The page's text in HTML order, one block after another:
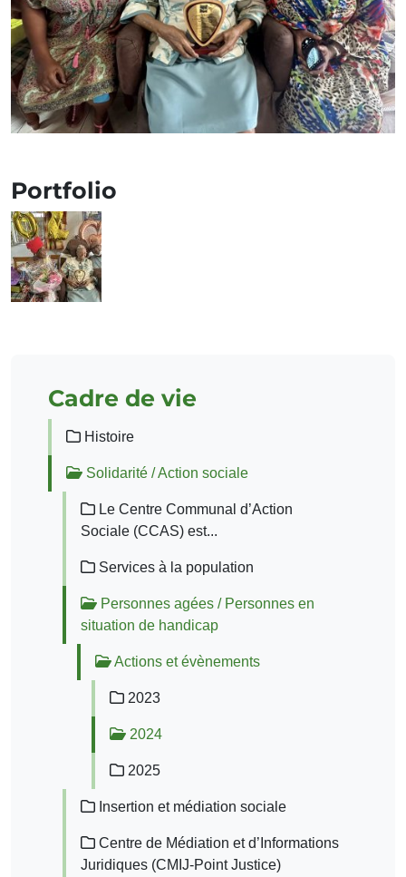
Portfolio
Cadre de vie
Histoire
Solidarité / Action sociale
Le Centre Communal d’Action
Sociale (CCAS) est...
Services à la population
Personnes agées / Personnes en
situation de handicap
Actions et évènements
2023
2024
2025
Insertion et médiation sociale
Centre de Médiation et d’Informations
Juridiques (CMIJ-Point Justice)